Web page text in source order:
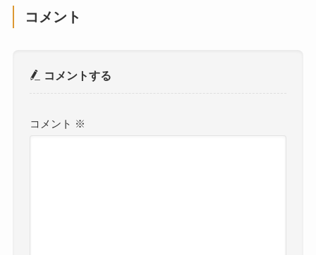
コメント
コメントする
コメント ※